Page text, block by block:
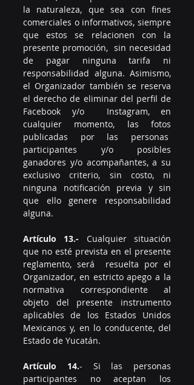
la naturaleza, que sea con fines
comerciales o informativos, siempre
que estos se relacionen con la
presente promoción,  sin necesidad
de pagar ninguna tarifa ni
responsabilidad alguna. Asimismo,
el Organizador también se reserva
el derecho de eliminar del perfil de
Facebook y/o  Instagram, en
cualquier momento, las fotos
publicadas por las personas
participantes y/o posibles
ganadores y/o acompañantes, a su
exclusivo criterio, sin costo, ni
ninguna notificación previa y sin
que ello genere responsabilidad
alguna.
Artículo 13.- Cualquier situación
que no esté prevista en el presente
reglamento, será  resuelta por el
Organizador, en estricto apego a la
normativa correspondiente al
objeto del presente instrumento
aplicables de los Estados Unidos
Mexicanos y, en lo conducente, del
Estado de Yucatán.
Artículo 14.- Si las personas
participantes no aceptan los